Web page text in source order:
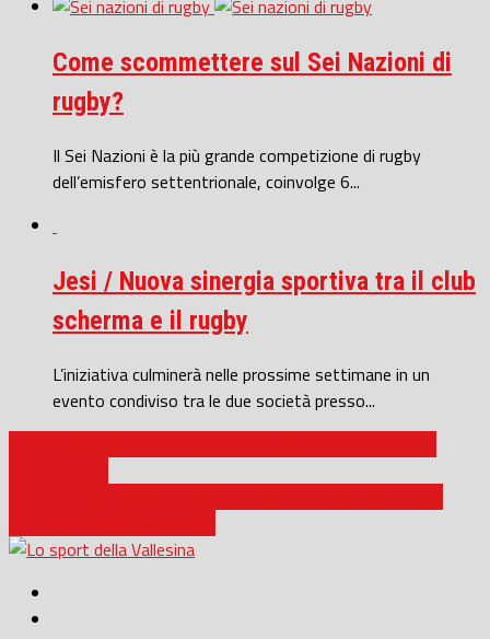
Come scommettere sul Sei Nazioni di
rugby?
Il Sei Nazioni è la più grande competizione di rugby
dell’emisfero settentrionale, coinvolge 6...
Jesi / Nuova sinergia sportiva tra il club
scherma e il rugby
L’iniziativa culminerà nelle prossime settimane in un
evento condiviso tra le due società presso...